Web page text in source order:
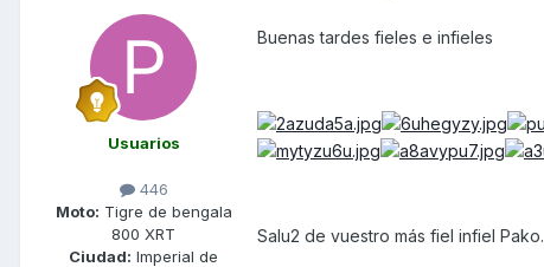
Usuarios
446
Moto: Tigre de bengala
800 XRT
Ciudad: Imperial de
Buenas tardes fieles e infieles
Salu2 de vuestro más fiel infiel Pako.